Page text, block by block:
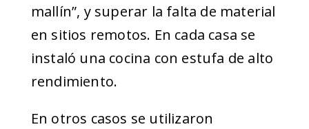
mallín”, y superar la falta de material
en sitios remotos. En cada casa se
instaló una cocina con estufa de alto
rendimiento.
En otros casos se utilizaron